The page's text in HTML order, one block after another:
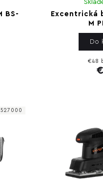
BS-
Excentrická
M
€48
Do